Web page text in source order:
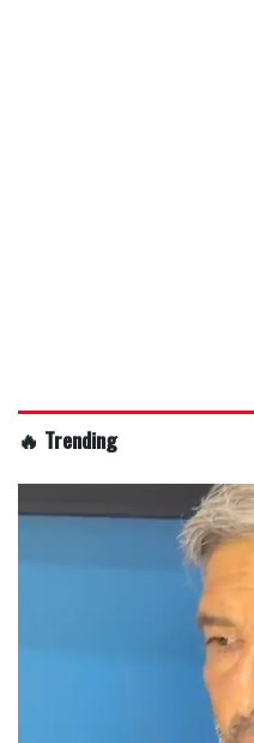
🔥 Trending